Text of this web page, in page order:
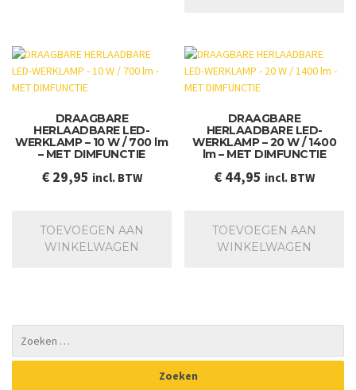
DRAAGBARE
HERLAADBARE LED-
WERKLAMP – 10 W / 700 lm
– MET DIMFUNCTIE
€29,95 incl. BTW
TOEVOEGEN AAN
WINKELWAGEN
DRAAGBARE
HERLAADBARE LED-
WERKLAMP – 20 W / 1400
lm – MET DIMFUNCTIE
€ 44,95 incl. BTW
TOEVOEGEN AAN
WINKELWAGEN